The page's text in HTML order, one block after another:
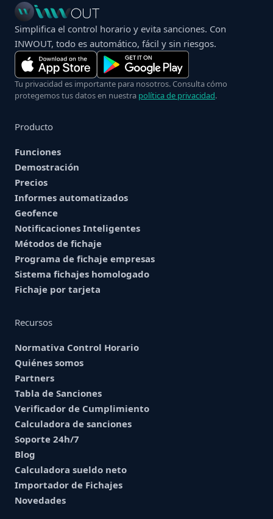
Simplifica el control horario y evita sanciones. Con
INWOUT, todo es automático, fácil y sin riesgos.
Tu privacidad es importante para nosotros. Consulta cómo
protegemos tus datos en nuestra política de privacidad.
Producto
Funciones
Demostración
Precios
Informes automatizados
Geofence
Notificaciones Inteligentes
Métodos de fichaje
Programa de fichaje empresas
Sistema fichajes homologado
Fichaje por tarjeta
Recursos
Normativa Control Horario
Quiénes somos
Partners
Tabla de Sanciones
Verificador de Cumplimiento
Calculadora de sanciones
Soporte 24h/7
Blog
Calculadora sueldo neto
Importador de Fichajes
Novedades